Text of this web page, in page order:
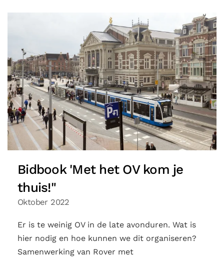
Bidbook 'Met het OV kom je
thuis!"
Oktober 2022
Er is te weinig OV in de late avonduren. Wat is
hier nodig en hoe kunnen we dit organiseren?
Samenwerking van Rover met